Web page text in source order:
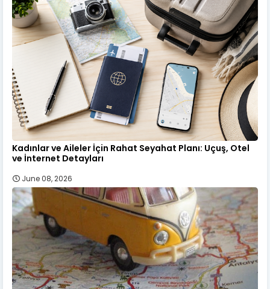
Kadınlar ve Aileler İçin Rahat Seyahat Planı: Uçuş, Otel
ve İnternet Detayları
June 08, 2026